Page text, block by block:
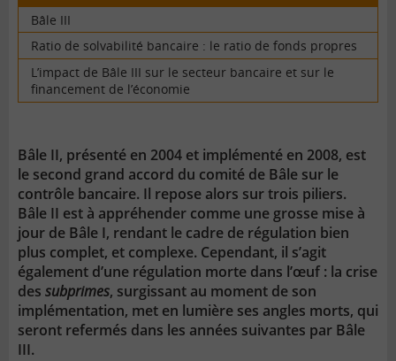
Bâle III
Ratio de solvabilité bancaire : le ratio de fonds propres
L’impact de Bâle III sur le secteur bancaire et sur le
financement de l’économie
Bâle II, présenté en 2004 et implémenté en 2008, est
le second grand accord du comité de Bâle sur le
contrôle bancaire. Il repose alors sur trois piliers.
Bâle II est à appréhender comme une grosse mise à
jour de Bâle I, rendant le cadre de régulation bien
plus complet, et complexe. Cependant, il s’agit
également d’une régulation morte dans l’œuf : la crise
des subprimes, surgissant au moment de son
implémentation, met en lumière ses angles morts, qui
seront refermés dans les années suivantes par Bâle
III.